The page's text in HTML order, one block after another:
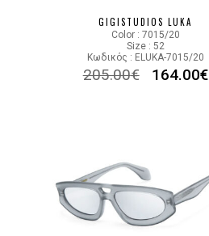
GIGISTUDIOS LUKA
Color : 7015/20
Size : 52
Κωδικός : ELUKA-7015/20
205.00€ 164.00€